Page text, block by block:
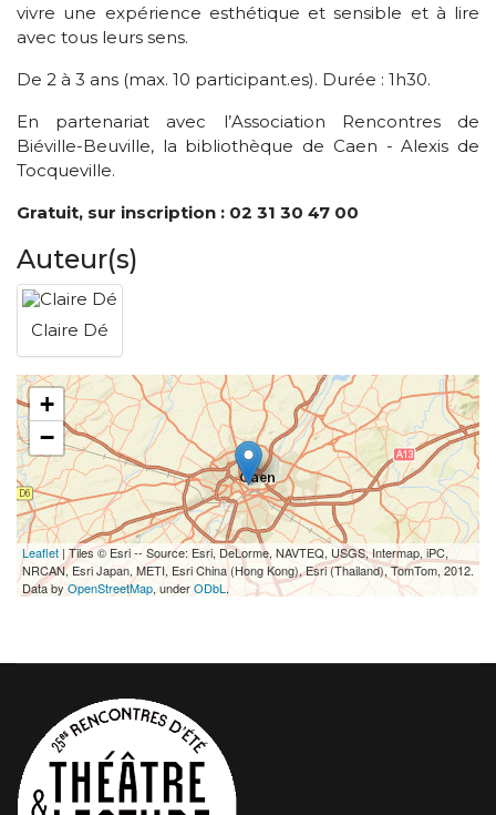
vivre une expérience esthétique et sensible et à lire
avec tous leurs sens.
De 2 à 3 ans (max. 10 participant.es). Durée : 1h30.
En partenariat avec l’Association Rencontres de
Biéville-Beuville, la bibliothèque de Caen - Alexis de
Tocqueville.
Gratuit, sur inscription : 02 31 30 47 00
Auteur(s)
Claire Dé
+
−
Leaflet | Tiles © Esri -- Source: Esri, DeLorme, NAVTEQ, USGS, Intermap, iPC,
NRCAN, Esri Japan, METI, Esri China (Hong Kong), Esri (Thailand), TomTom, 2012.
Data by OpenStreetMap, underODbL .